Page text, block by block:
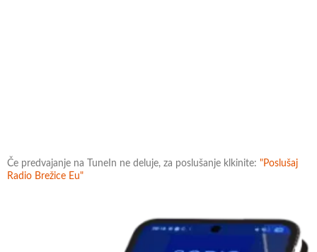
Če predvajanje na TuneIn ne deluje, za poslušanje klkinite: "Poslušaj
Radio Brežice Eu"